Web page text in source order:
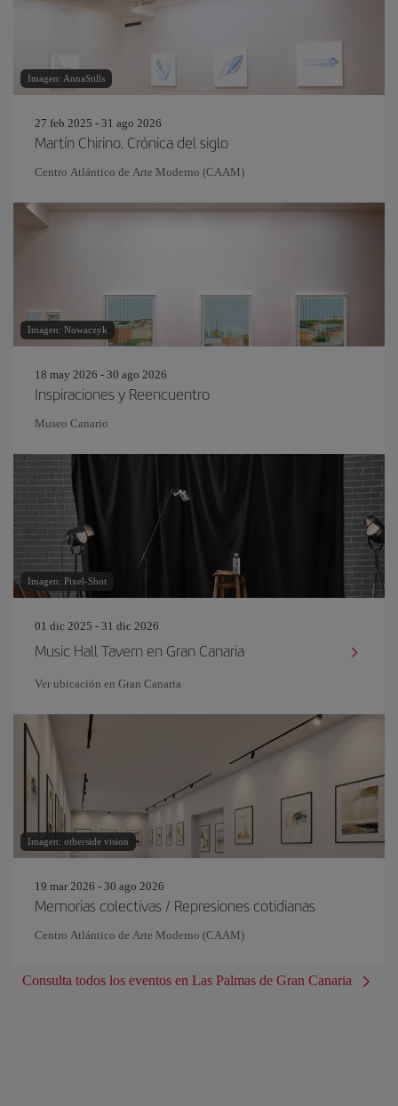
Imagen: AnnaStills
27 feb 2025 - 31 ago 2026
Martín Chirino. Crónica del siglo
Centro Atlántico de Arte Moderno (CAAM)
Imagen: Nowaczyk
18 may 2026 - 30 ago 2026
Inspiraciones y Reencuentro
Museo Canario
Imagen: Pixel-Shot
01 dic 2025 - 31 dic 2026
Music Hall Tavern en Gran Canaria
Ver ubicación en Gran Canaria
Imagen: otherside vision
19 mar 2026 - 30 ago 2026
Memorias colectivas / Represiones cotidianas
Centro Atlántico de Arte Moderno (CAAM)
Consulta todos los eventos en Las Palmas de Gran Canaria